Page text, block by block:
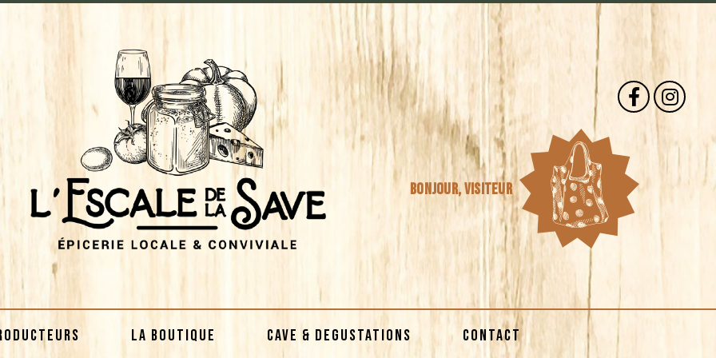
Bonjour,visiteur
LA BOUTIQUE CAVE & DEGUSTATIONS CONTACT